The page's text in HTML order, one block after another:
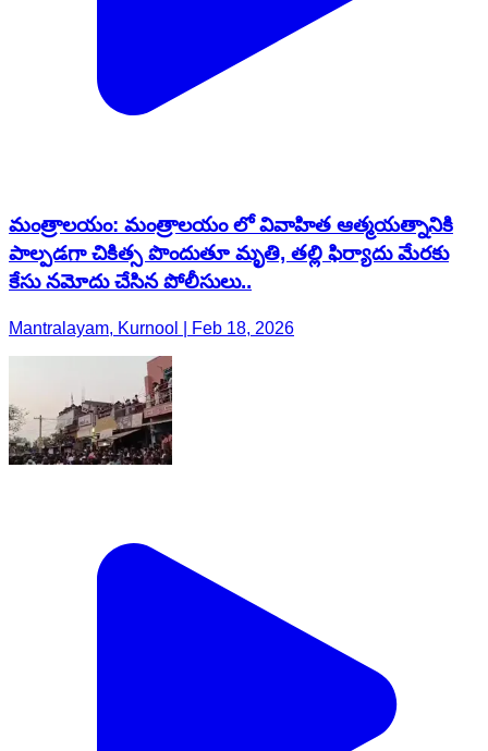
మంత్రాలయం: మంత్రాలయం లో వివాహిత ఆత్మయత్నానికి
పాల్పడగా చికిత్స పొందుతూ మృతి, తల్లి ఫిర్యాదు మేరకు
కేసు నమోదు చేసిన పోలీసులు..
Mantralayam, Kurnool | Feb 18, 2026